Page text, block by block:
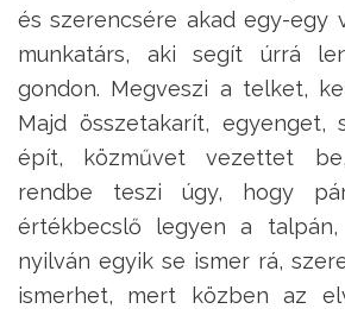
és szerencsére akad egy-egy
munkatárs, aki segít úrrá
gondon. Megveszi a telket,
Majd összetakarít, egyenget,
épít, közművet vezettet
rendbe teszi úgy, hogy
értékbecslő legyen a talpán,
nyilván egyik se ismer rá,
ismerhet, mert közben az